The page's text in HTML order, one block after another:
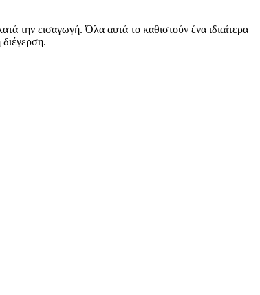
την εισαγωγή. Όλα αυτά το καθιστούν ένα ιδιαίτερα